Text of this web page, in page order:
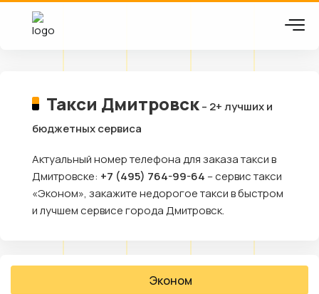
Такси Дмитровск– 2+ лучших и
бюджетных сервиса
Актуальный номер телефона для заказа такси в
Дмитровске: +7 (495) 764-99-64 – сервис такси
«Эконом», закажите недорогое такси в быстром
и лучшем сервисе города Дмитровск.
Эконом